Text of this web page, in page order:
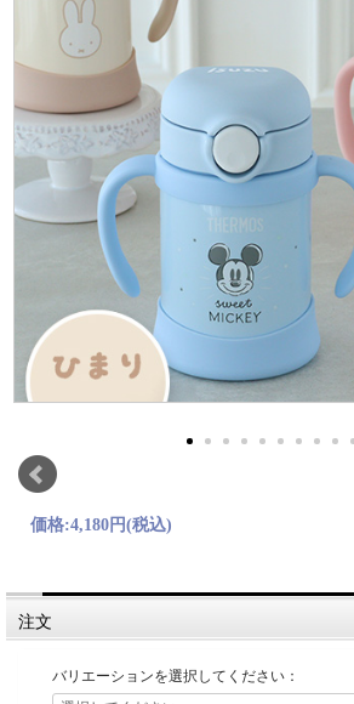
価格:4,180円(税込)
注文
バリエーションを選択してください：